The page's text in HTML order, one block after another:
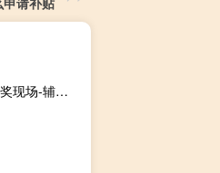
新澳门免费资料大全最新版本更新内容：澳门118开奖站 开奖现场-辅助最佳解答-3281.DHA.165